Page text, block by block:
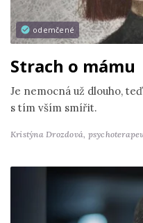
odemčené
Strach o mámu
Je nemocná už dlouho,
s tím vším smířit.
Kristýna Drozdová,